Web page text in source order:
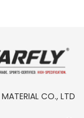
CO., LTD.